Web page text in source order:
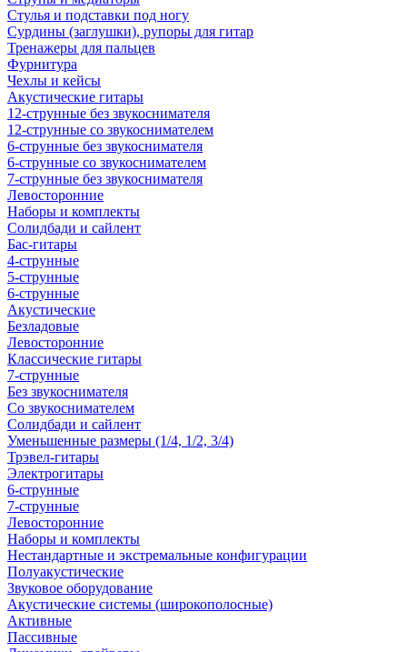
Стулья и подставки под ногу
Сурдины (заглушки), рупоры для гитар
Тренажеры для пальцев
Фурнитура
Чехлы и кейсы
Акустические гитары
12-струнные без звукоснимателя
12-струнные со звукоснимателем
6-струнные без звукоснимателя
6-струнные со звукоснимателем
7-струнные без звукоснимателя
Левосторонние
Наборы и комплекты
Солидбади и сайлент
Бас-гитары
4-струнные
5-струнные
6-струнные
Акустические
Безладовые
Левосторонние
Классические гитары
7-струнные
Без звукоснимателя
Со звукоснимателем
Солидбади и сайлент
Уменьшенные размеры (1/4, 1/2, 3/4)
Трэвел-гитары
Электрогитары
6-струнные
7-струнные
Левосторонние
Наборы и комплекты
Нестандартные и экстремальные конфигурации
Полуакустические
Звуковое оборудование
Акустические системы (широкополосные)
Активные
Пассивные